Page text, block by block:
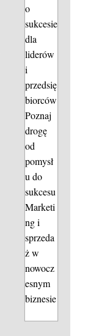
o
sukcesie
dla
liderów
i
przedsię
biorców
Poznaj
drogę
od
pomysł
u do
sukcesu
Marketi
ng i
sprzeda
ż w
nowocz
esnym
biznesie